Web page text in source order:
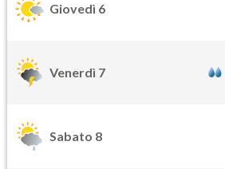
Giovedì 6
Venerdì 7
Sabato 8